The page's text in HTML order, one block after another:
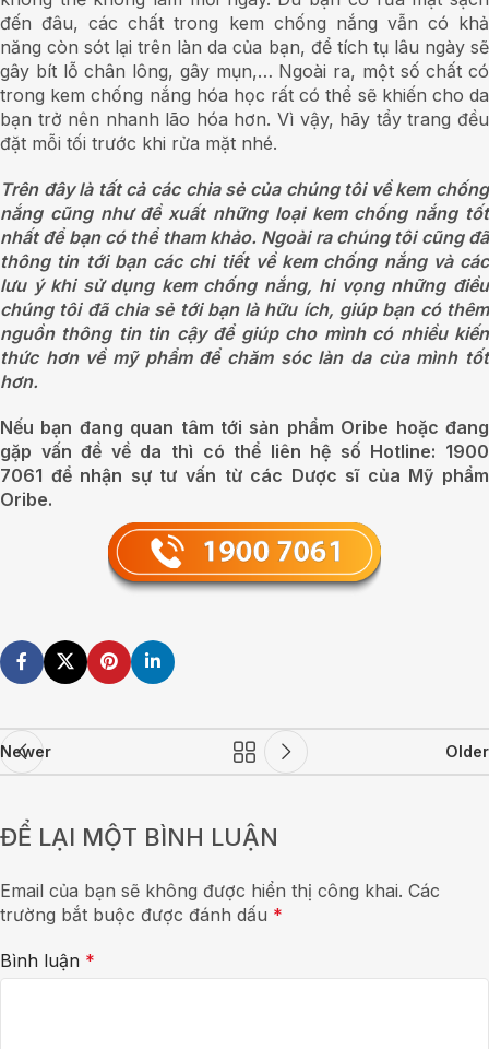
đến đâu, các chất trong kem chống nắng vẫn có khả
năng còn sót lại trên làn da của bạn, để tích tụ lâu ngày sẽ
gây bít lỗ chân lông, gây mụn,… Ngoài ra, một số chất có
trong kem chống nắng hóa học rất có thể sẽ khiến cho da
bạn trở nên nhanh lão hóa hơn. Vì vậy, hãy tẩy trang đều
đặt mỗi tối trước khi rửa mặt nhé.
Trên đây là tất cả các chia sẻ của chúng tôi về kem chống
nắng cũng như đề xuất những loại kem chống nắng tốt
nhất để bạn có thể tham khảo. Ngoài ra chúng tôi cũng đã
thông tin tới bạn các chi tiết về kem chống nắng và các
lưu ý khi sử dụng kem chống nắng, hi vọng những điều
chúng tôi đã chia sẻ tới bạn là hữu ích, giúp bạn có thêm
nguồn thông tin tin cậy để giúp cho mình có nhiều kiến
thức hơn về mỹ phẩm để chăm sóc làn da của mình tốt
hơn.
Nếu bạn đang quan tâm tới sản phẩm Oribe hoặc đang
gặp vấn đề về da thì có thể liên hệ số Hotline: 1900
7061 để nhận sự tư vấn từ các Dược sĩ của Mỹ phẩm
Oribe.
Newer Older
ĐỂ LẠI MỘT BÌNH LUẬN
Email của bạn sẽ không được hiển thị công khai. Các
trường bắt buộc được đánh dấu *
Bình luận *